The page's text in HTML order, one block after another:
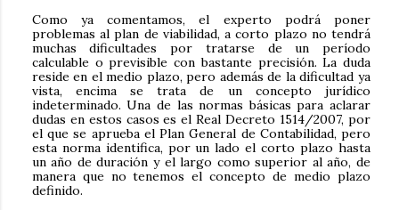
Como ya comentamos, el experto podrá poner
problemas al plan de viabilidad, a corto plazo no tendrá
muchas dificultades por tratarse de un período
calculable o previsible con bastante precisión. La duda
reside en el medio plazo, pero además de la dificultad ya
vista, encima se trata de un concepto jurídico
indeterminado. Una de las normas básicas para aclarar
dudas en estos casos es el Real Decreto 1514/2007, por
el que se aprueba el Plan General de Contabilidad, pero
esta norma identifica, por un lado el corto plazo hasta
un año de duración y el largo como superior al año, de
manera que no tenemos el concepto de medio plazo
definido.